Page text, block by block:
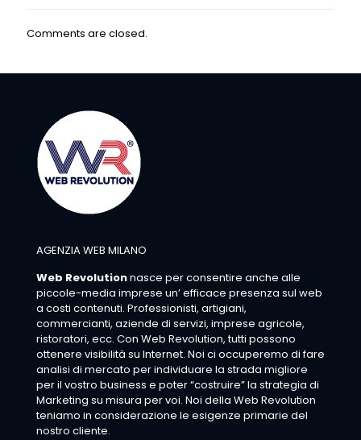
Comments are closed.
AGENZIA WEB MILANO
Web Revolutionnasce per consentire anche alle
piccole-media imprese un’ efficace presenza sul web
a costi contenuti. Professionisti, artigiani,
commercianti, aziende di servizi, imprese agricole,
ristoratori, ecc. Con Web Revolution, tutti possono
ottenere visibilità su Internet. Noi ci occuperemo di fare
analisi di mercato per individuare la strada migliore
per il vostro business e poter “costruire” la strategia di
Marketing su misura per voi. Noi della Web Revolution
teniamo in considerazione le esigenze primarie del
nostro cliente.